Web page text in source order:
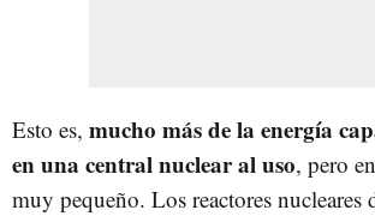
Esto es, mucho más de la energía
en una central nuclear al uso, pero
muy pequeño. Los reactores nucleares